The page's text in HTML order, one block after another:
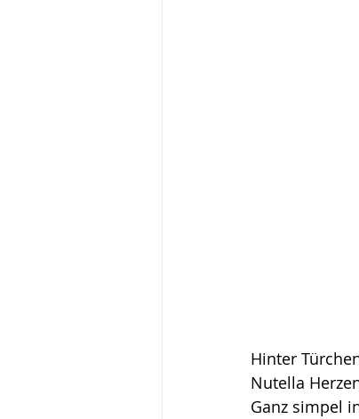
Aufgebraucht
Hinter
Nutella
Ganz simpel